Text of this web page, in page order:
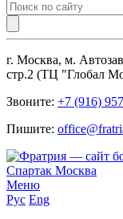
г. Москва, м.
стр.2 (ТЦ "Глобал
Звоните: +7 (916)
Пишите:
Меню
Рус Eng